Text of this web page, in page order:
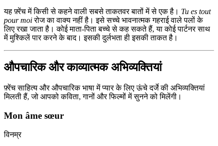
यह फ़्रेंच में किसी से कहने वाली सबसे ताकतवर बातों में से एक है। Tu es tout
pour moiरोज का वाक्य नहीं है। इसे सच्चे भावनात्मक गहराई वाले पलों के
लिए रखा जाता है। कोई माता-पिता बच्चे से कह सकते हैं, या कोई पार्टनर साथ
में मुश्किलें पार करने के बाद। इसकी दुर्लभता ही इसकी ताकत है।
औपचारिक और काव्यात्मक अभिव्यक्तियां
फ़्रेंच साहित्य और औपचारिक भाषा में प्यार के लिए ऊंचे दर्जे की अभिव्यक्तियां
मिलती हैं, जो आपको कविता, गानों और फिल्मों में सुनने को मिलेंगी।
Mon âme sœur
विनम्र